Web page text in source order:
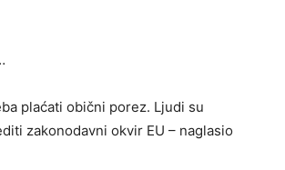
plaćati obični porez. Ljudi su
zakonodavni okvir EU – naglasio